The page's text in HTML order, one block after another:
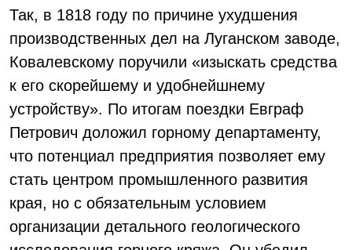
Так, в 1818 году по причине ухудшения
производственных дел на Луганском заводе,
Ковалевскому поручили «изыскать средства
к его скорейшему и удобнейшнему
устройству». По итогам поездки Евграф
Петрович доложил горному департаменту,
что потенциал предприятия позволяет ему
стать центром промышленного развития
края, но с обязательным условием
организации детального геологического